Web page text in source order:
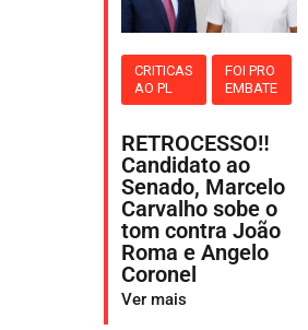
CRITICAS
AO PL
FOI PRO
EMBATE
RETROCESSO‼️
Candidato ao
Senado, Marcelo
Carvalho sobe o
tom contra João
Roma e Angelo
Coronel
Ver mais